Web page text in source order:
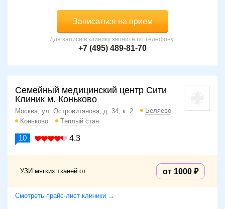
Записаться на прием
Для записи в клинику звоните по телефону:
+7 (495) 489-81-70
Семейный медицинский центр Сити
Клиник м. Коньково
Москва, ул. Островитянова, д. 34, к. 2
Беляево
Коньково
Тёплый стан
10 4.3
УЗИ мягких тканей от от 1000
Смотреть прайс-лист клиники →